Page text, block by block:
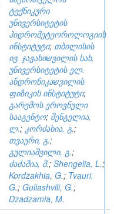
ტექნიკური
უნივერსიტეტის
ჰიდრომეტეოროლოგიის
ინსტიტუტი; თბილისის
ივ. ჯავახიשვილის სახ.
უნივერსიტეტის ელ.
ანდრონიკაשვილის
ფიზიკის ინსტიტუტი;
გარემოს ეროვნული
სააგენტო; შენგელია,
ლ.; კორძახია, გ.;
თვაური, გ.;
გულიაშვილი, გ.;
ძაძამია, მ.; Shengelia, L.;
Kordzakhia, G.; Tvauri,
G.; Guliashvili, G.;
Dzadzamia, M.